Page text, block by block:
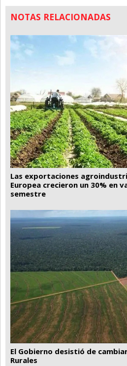
NOTAS RELACIONADAS
Las exportaciones
Europea crecieron un 30% en
semestre
El Gobierno desistió de
Rurales